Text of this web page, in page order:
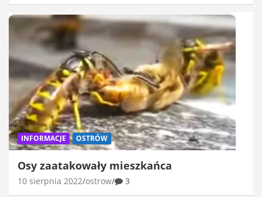
INFORMACJE OSTRÓW
Osy zaatakowały mieszkańca
10 sierpnia 2022 ostrow 3